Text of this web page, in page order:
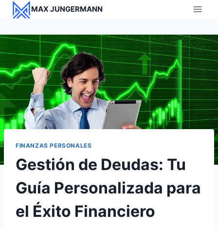
Saltar
contenido
MAX JUNGERMANN
FINANZAS PERSONALES
Gestión de Deudas: Tu
Guía Personalizada para
el Éxito Financiero